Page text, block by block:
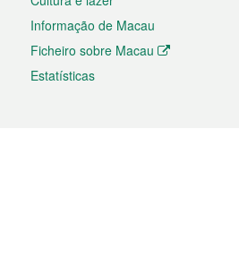
Informação de Macau
Ficheiro sobre Macau
Estatísticas